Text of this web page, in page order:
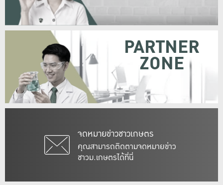
จดหมายข่าวชาวเกษตร
คุณสามารถติดตามจดหมายข่าว
ชาวม.เกษตรได้ที่นี่
PARTNER
ZONE